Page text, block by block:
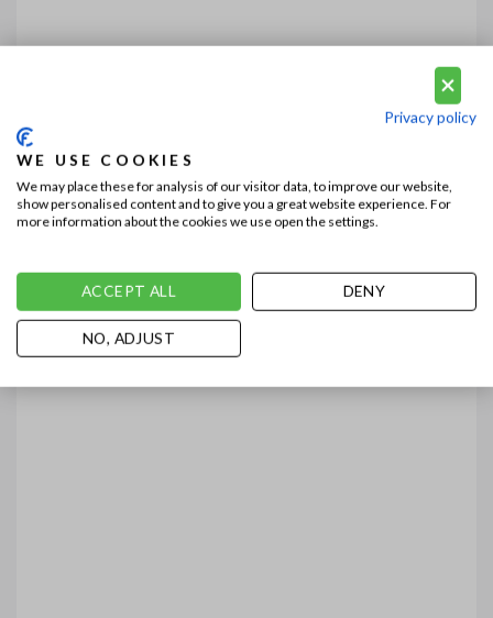
Privacy policy
WE USE COOKIES
We may place these for analysis of our visitor data, to improve our website,
show personalised content and to give you a great website experience. For
more information about the cookies we use open the settings.
ACCEPT ALL DENY
NO, ADJUST